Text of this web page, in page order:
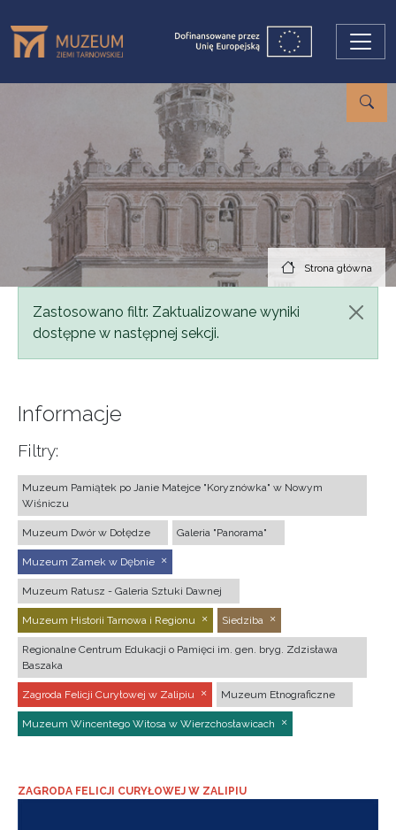
Strona główna
Komunikat
Zastosowano filtr. Zaktualizowane wyniki
dostępne w następnej sekcji.
Informacje
Filtry:
Muzeum Pamiątek po Janie Matejce "Koryznówka" w Nowym
Wiśniczu
Muzeum Dwór w Dołędze Galeria "Panorama"
Muzeum Zamek w Dębnie
Muzeum Ratusz - Galeria Sztuki Dawnej
Muzeum Historii Tarnowa i Regionu Siedziba
Regionalne Centrum Edukacji o Pamięci im. gen. bryg. Zdzisława
Baszaka
Zagroda Felicji Curyłowej w Zalipiu Muzeum Etnograficzne
Muzeum Wincentego Witosa w Wierzchosławicach
ZAGRODA FELICJI CURYŁOWEJ W ZALIPIU